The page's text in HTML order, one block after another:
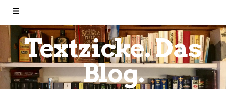
Textzicke. Das
Blog.